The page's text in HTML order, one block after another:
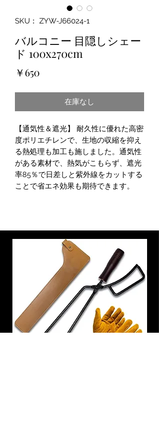
SKU： ZYW-J66024-1
バルコニー 目隠しシェー
ド 100x270cm
￥650
在庫なし
【通気性＆遮光】 耐久性に優れた高密
度ポリエチレンで、生地の収縮を抑え
る熱処理も加工も施しました。通気性
がある素材で、熱気がこもらず、遮光
率85％で日差しと紫外線をカットする
ことで省エネ効果も期待できます。